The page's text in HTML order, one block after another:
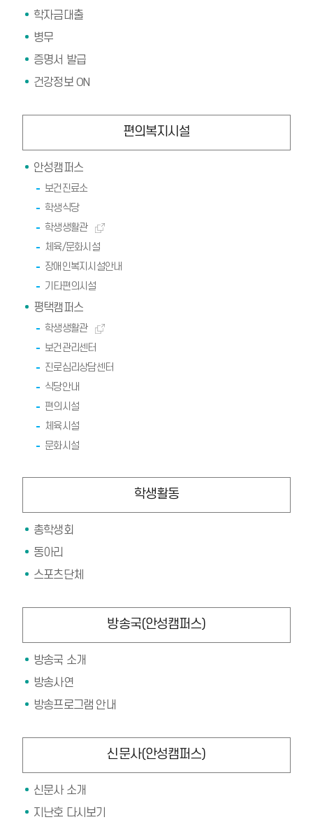
학자금대출
병무
증명서 발급
건강정보 ON
편의복지시설
안성캠퍼스
보건진료소
학생식당
학생생활관
체육/문화시설
장애인복지시설안내
기타편의시설
평택캠퍼스
학생생활관
보건관리센터
진로심리상담센터
식당안내
편의시설
체육시설
문화시설
학생활동
총학생회
동아리
스포츠단체
방송국(안성캠퍼스)
방송국 소개
방송사연
방송프로그램 안내
신문사(안성캠퍼스)
신문사 소개
지난호 다시보기